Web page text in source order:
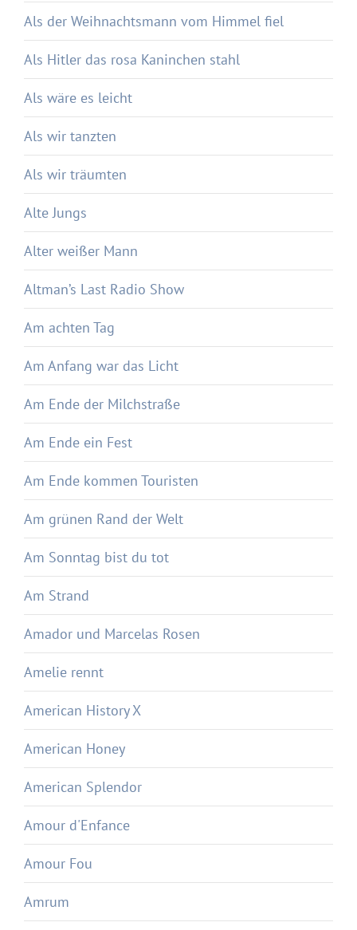
Als der Weihnachtsmann vom Himmel fiel
Als Hitler das rosa Kaninchen stahl
Als wäre es leicht
Als wir tanzten
Als wir träumten
Alte Jungs
Alter weißer Mann
Altman’s Last Radio Show
Am achten Tag
Am Anfang war das Licht
Am Ende der Milchstraße
Am Ende ein Fest
Am Ende kommen Touristen
Am grünen Rand der Welt
Am Sonntag bist du tot
Am Strand
Amador und Marcelas Rosen
Amelie rennt
American History X
American Honey
American Splendor
Amour d'Enfance
Amour Fou
Amrum